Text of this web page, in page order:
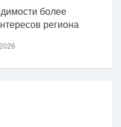
более
региона